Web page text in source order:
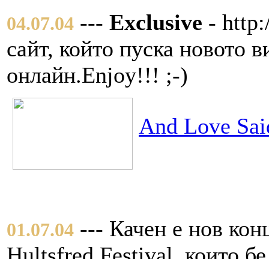
04.07.04 --- Exclusive -
сайт, който пуска
онлайн.Enjoy!!! ;-)
And Love
01.07.04 --- Качен е нов